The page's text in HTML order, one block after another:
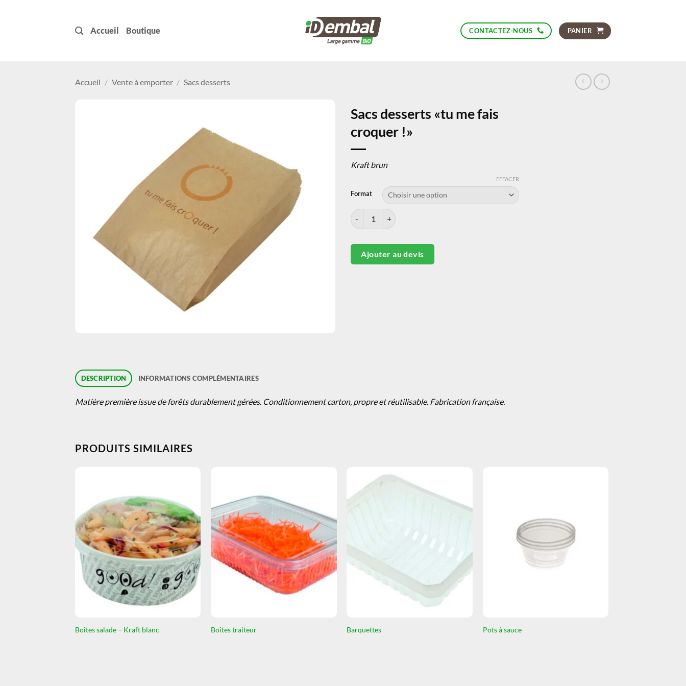
Accueil Boutique CONTACTEZ-NOUS PANIER
Accueil / Vente à emporter / Sacs desserts
Sacs desserts «tu me fais
croquer !»
Kraft brun
Format
EFFACER
quantité de Sacs desserts «tu me fais croquer !»
Ajouter au devis
DESCRIPTION INFORMATIONS COMPLÉMENTAIRES
Matière première issue de forêts durablement gérées. Conditionnement carton, propreet réutilisable. Fabrication française.
PRODUITS SIMILAIRES
Boîtes salade – Kraft blanc Boîtes traiteur Barquettes Pots à sauce